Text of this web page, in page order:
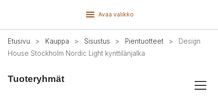
Avaa valikko
Etusivu > Kauppa > Sisustus > Pientuotteet >
Design
House Stockholm Nordic Light kynttilänjalka
Tuoteryhmät